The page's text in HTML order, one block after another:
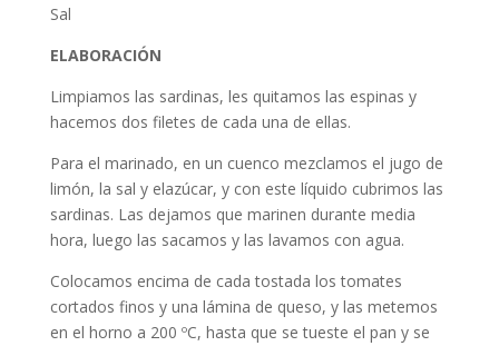
Sal
ELABORACIÓN
Limpiamos las sardinas, les quitamos las espinas y
hacemos dos filetes de cada una de ellas.
Para el marinado, en un cuenco mezclamos el jugo de
limón, la sal y elazúcar, y con este líquido cubrimos las
sardinas. Las dejamos que marinen durante media
hora, luego las sacamos y las lavamos con agua.
Colocamos encima de cada tostada los tomates
cortados finos y una lámina de queso, y las metemos
en el horno a 200 ºC, hasta que se tueste el pan y se